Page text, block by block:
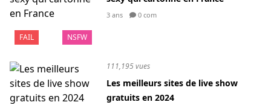
FAIL NSFW
3 ans 0 com
111,195 vues
Les meilleurs sites de live show
gratuits en 2024